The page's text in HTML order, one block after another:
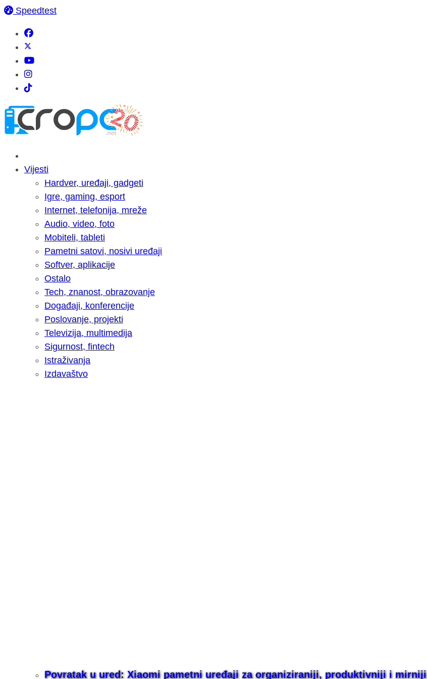
Speedtest
Vijesti
Hardver, uređaji, gadgeti
Igre, gaming, esport
Internet, telefonija, mreže
Audio, video, foto
Mobiteli, tableti
Pametni satovi, nosivi uređaji
Softver, aplikacije
Ostalo
Tech, znanost, obrazovanje
Događaji, konferencije
Poslovanje, projekti
Televizija, multimedija
Sigurnost, fintech
Istraživanja
Izdavaštvo
Povratak u ured: Xiaomi pametni uređaji za organiziraniji, produktivniji i mirniji